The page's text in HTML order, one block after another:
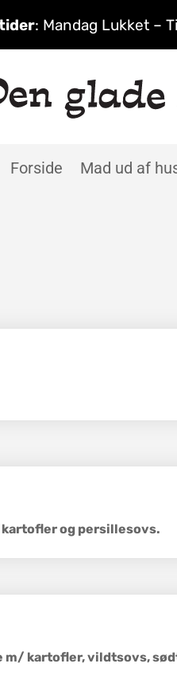
: Mandag Lukket –
Forside Mad ud af
og persillesovs.
m/ kartofler, vildtsovs,